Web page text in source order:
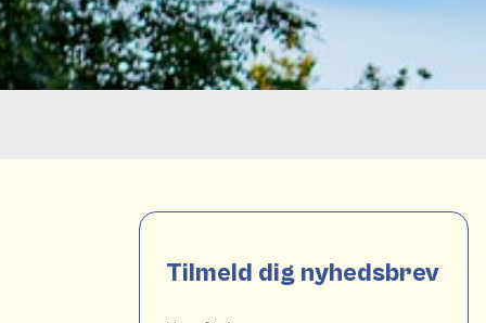
Tilmeld dig nyhedsbrev